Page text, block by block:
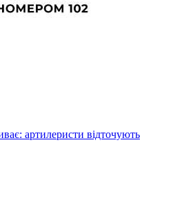
артилеристи відточують